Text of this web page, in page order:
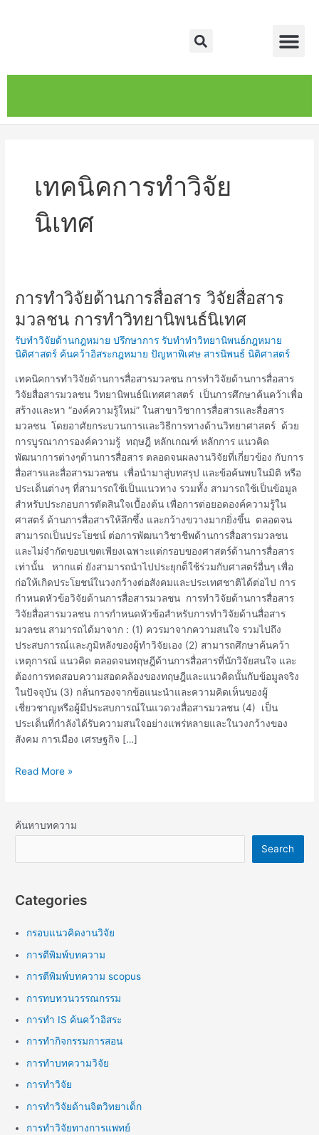
Search
เทคนิคการทำวิจัย
นิเทศ
การทำวิจัยด้านการสื่อสาร วิจัยสื่อสาร
มวลชน การทำวิทยานิพนธ์นิเทศ
รับทำวิจัยด้านกฎหมาย ปรึกษาการ รับทำทำวิทยานิพนธ์กฎหมาย
นิติศาสตร์ ค้นคว้าอิสระกฎหมาย ปัญหาพิเศษ สารนิพนธ์ นิติศาสตร์
เทคนิคการทำวิจัยด้านการสื่อสารมวลชน การทำวิจัยด้านการสื่อสาร
วิจัยสื่อสารมวลชน วิทยานิพนธ์นิเทศศาสตร์ เป็นการศึกษาค้นคว้าเพื่อ
สร้างและหา “องค์ความรู้ใหม่” ในสาขาวิชาการสื่อสารและสื่อสาร
มวลชน โดยอาศัยกระบวนการและวิธีการทางด้านวิทยาศาสตร์ ด้วย
การบูรณาการองค์ความรู้ ทฤษฎี หลักเกณฑ์ หลักการ แนวคิด
พัฒนาการต่างๆด้านการสื่อสาร ตลอดจนผลงานวิจัยที่เกี่ยวข้อง กับการ
สื่อสารและสื่อสารมวลชน เพื่อนำมาสู่บทสรุป และข้อค้นพบในมิติ หรือ
ประเด็นต่างๆ ที่สามารถใช้เป็นแนวทาง รวมทั้ง สามารถใช้เป็นข้อมูล
สำหรับประกอบการตัดสินใจเบื้องต้น เพื่อการต่อยอดองค์ความรู้ใน
ศาสตร์ ด้านการสื่อสารให้ลึกซึ้ง และกว้างขวางมากยิ่งขึ้น ตลอดจน
สามารถเป็นประโยชน์ ต่อการพัฒนาวิชาชีพด้านการสื่อสารมวลชน
และไม่จำกัดขอบเขตเพียงเฉพาะแต่กรอบของศาสตร์ด้านการสื่อสาร
เท่านั้น หากแต่ ยังสามารถนำไปประยุกต็ใช้ร่วมกับศาสตร์อื่นๆ เพื่อ
ก่อให้เกิดประโยชน์ในวงกว้างต่อสังคมและประเทศชาติได้ต่อไป การ
กำหนดหัวข้อวิจัยด้านการสื่อสารมวลชน การทำวิจัยด้านการสื่อสาร
วิจัยสื่อสารมวลชน การกำหนดหัวข้อสำหรับการทำวิจัยด้านสื่อสาร
มวลชน สามารถได้มาจาก : (1) ควรมาจากความสนใจ รวมไปถึง
ประสบการณ์และภูมิหลังของผู้ทำวิจัยเอง (2) สามารถศึกษาค้นคว้า
เหตุการณ์ แนวคิด ตลอดจนทฤษฎีด้านการสื่อสารที่นักวิจัยสนใจ และ
ต้องการทดสอบความสอดคล้องของทฤษฎีและแนวคิดนั้นกับข้อมูลจริง
ในปัจจุบัน (3) กลั่นกรองจากข้อแนะนำและความคิดเห็นของผู้
เชี่ยวชาญหรือผู้มีประสบการณ์ในแวดวงสื่อสารมวลชน (4) เป็น
ประเด็นที่กำลังได้รับความสนใจอย่างแพร่หลายและในวงกว้างของ
สังคม การเมือง เศรษฐกิจ […]
การ
วิจัย
ด้าน
การ
สื่อสาร
วิจัย
สื่อสาร
ทำ
วิทยานิพนธ์
นิเทศ
Read More »
ค้นหาบทความ
Search
Categories
กรอบแนวคิดงานวิจัย
การตีพิมพ์บทความ
การตีพิมพ์บทความ scopus
การทบทวนวรรณกรรม
การทำ IS ค้นคว้าอิสระ
การทำกิจกรรมการสอน
การทำบทความวิจัย
การทำวิจัย
การทำวิจัยด้านจิตวิทยาเด็ก
การทำวิจัยทางการแพทย์